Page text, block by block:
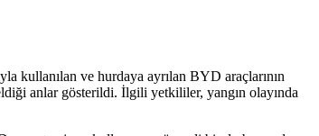
kullanılan ve hurdaya ayrılan BYD araçlarının
anlar gösterildi. İlgili yetkililer, yangın olayında